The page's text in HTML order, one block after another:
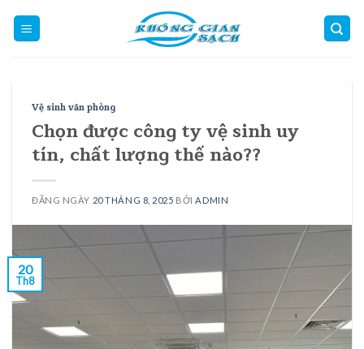
Vệ sinh văn phòng
Chọn được công ty vệ sinh uy
tín, chất lượng thế nào??
ĐĂNG NGÀY 20 THÁNG 8, 2025 BỞI ADMIN
20
Th8